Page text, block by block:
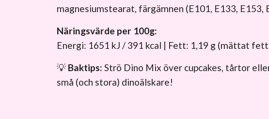
magnesiumstearat, färgämnen (E101, E133,
Näringsvärde per 100g:
Energi: 1651 kJ / 391 kcal | Fett: 1,19 g (mättat
💡 Baktips: Strö Dino Mix över cupcakes, tårtor
små (och stora) dinoälskare!